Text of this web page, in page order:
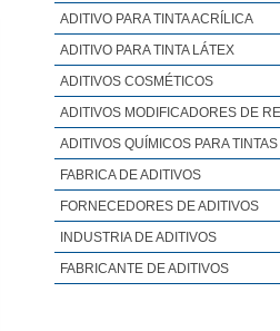
ADITIVO PARA TINTA ACRÍLICA
ADITIVO PARA TINTA LÁTEX
ADITIVOS COSMÉTICOS
ADITIVOS MODIFICADORES DE
ADITIVOS QUÍMICOS PARA TINTAS
FABRICA DE ADITIVOS
FORNECEDORES DE ADITIVOS
INDUSTRIA DE ADITIVOS
FABRICANTE DE ADITIVOS